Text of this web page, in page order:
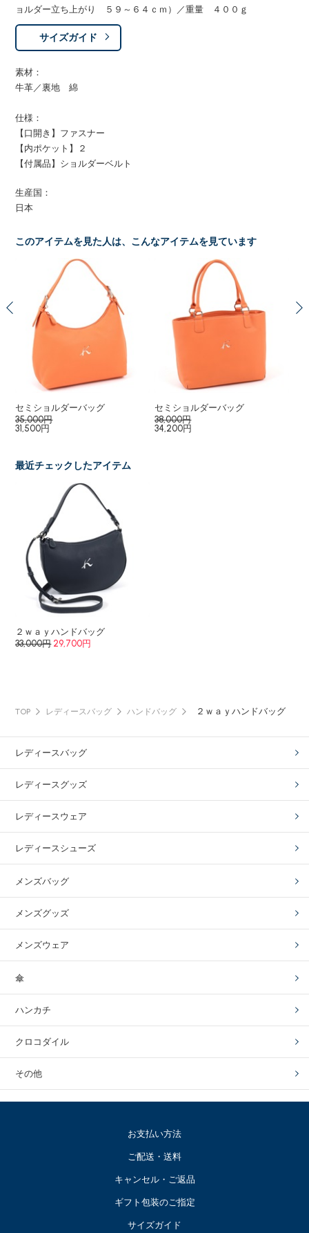
ョルダー立ち上がり ５９～６４ｃｍ）／重量 ４００ｇ
サイズガイド
素材：
牛革／裏地 綿
仕様：
【口開き】ファスナー
【内ポケット】２
【付属品】ショルダーベルト
生産国：
日本
このアイテムを見た人は、こんなアイテムを見ています
セミショルダーバッグ
35,000円
31,500円
セミショルダーバッグ
38,000円
34,200円
最近チェックしたアイテム
２ｗａｙハンドバッグ
33,000円 29,700円
TOP レディースバッグ ハンドバッグ ２ｗａｙハンドバッグ
レディースバッグ
レディースグッズ
レディースウェア
レディースシューズ
メンズバッグ
メンズグッズ
メンズウェア
傘
ハンカチ
クロコダイル
その他
お支払い方法
ご配送・送料
キャンセル・ご返品
ギフト包装のご指定
サイズガイド